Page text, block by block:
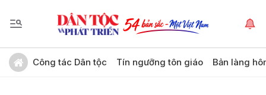
Công tác Dân tộc Tín ngưỡng tôn giáo Bản làng